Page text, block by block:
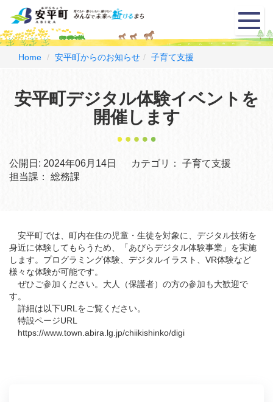
メ
ニ
ュ
Home 安平町からのお知らせ 子育て支援
安平町デジタル体験イベントを
開催します
公開日: 2024年06月14日 カテゴリ：
子育て支援
担当課：
総務課
安平町では、町内在住の児童・生徒を対象に、デジタル技術を
身近に体験してもらうため、「あびらデジタル体験事業」を実施
します。プログラミング体験、デジタルイラスト、VR体験など
様々な体験が可能です。
ぜひご参加ください。大人（保護者）の方の参加も大歓迎で
す。
詳細は以下URLをご覧ください。
特設ページURL
https://www.town.abira.lg.jp/chiikishinko/digi